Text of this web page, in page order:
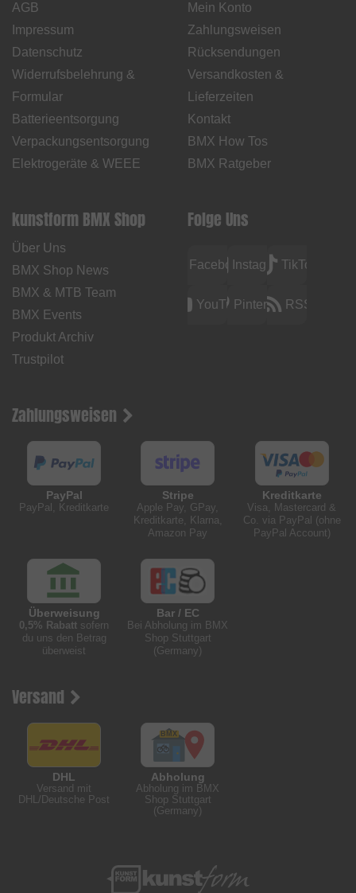
AGB
Impressum
Datenschutz
Widerrufsbelehrung &
Formular
Batterieentsorgung
Verpackungsentsorgung
Elektrogeräte & WEEE
Mein Konto
Zahlungsweisen
Rücksendungen
Versandkosten &
Lieferzeiten
Kontakt
BMX How Tos
BMX Ratgeber
kunstform BMX Shop
Über Uns
BMX Shop News
BMX & MTB Team
BMX Events
Produkt Archiv
Trustpilot
Folge Uns
FacebookInstagramTikTok
YouTubePinterest RSS
Zahlungsweisen
PayPal
PayPal, Kreditkarte
Stripe
Apple Pay, GPay,
Kreditkarte, Klarna,
Amazon Pay
Kreditkarte
Visa, Mastercard &
Co. via PayPal (ohne
PayPal Account)
Überweisung
0,5% Rabatt sofern
du uns den Betrag
überweist
Bar / EC
Bei Abholung im BMX
Shop Stuttgart
(Germany)
Versand
DHL
Versand mit
DHL/Deutsche Post
Abholung
Abholung im BMX
Shop Stuttgart
(Germany)